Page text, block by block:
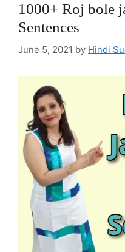
1000+ Roj bole
Sentences
June 5, 2021 by Hindi